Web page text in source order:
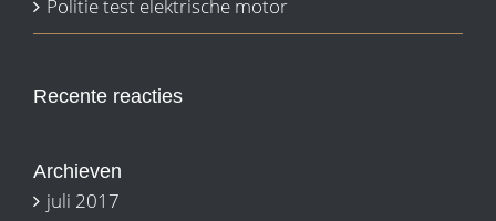
Politie test elektrische motor
Recente reacties
Archieven
juli 2017